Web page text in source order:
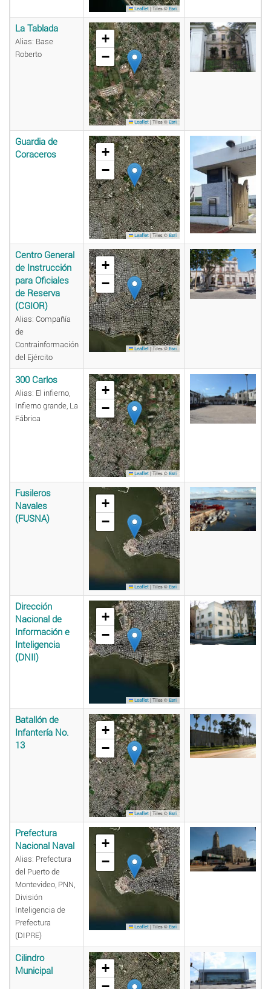
Leaflet |Tiles © Esri
La Tablada
Alias: Base
Roberto
+
−
Leaflet |Tiles © Esri
Guardia de
Coraceros
+
−
Leaflet |Tiles © Esri
Centro General
de Instrucción
para Oficiales
de Reserva
(CGIOR)
Alias: Compañía
de
Contrainformación
del Ejército
+
−
Leaflet |Tiles © Esri
300 Carlos
Alias: El infierno,
Infierno grande, La
Fábrica
+
−
Leaflet |Tiles © Esri
Fusileros
Navales
(FUSNA)
+
−
Leaflet |Tiles © Esri
Dirección
Nacional de
Información e
Inteligencia
(DNII)
+
−
Leaflet |Tiles © Esri
Batallón de
Infantería No.
13
+
−
Leaflet |Tiles © Esri
Prefectura
Nacional Naval
Alias: Prefectura
del Puerto de
Montevideo, PNN,
División
Inteligencia de
Prefectura
(DIPRE)
+
−
Leaflet |Tiles © Esri
Cilindro
Municipal
+